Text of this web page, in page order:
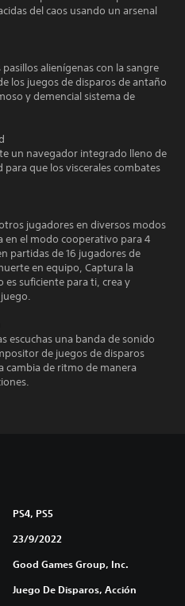
del caos usando un arsenal
alienígenas con la sangre
los juegos de disparos de antaño
y demencial sistema de
un navegador integrado lleno de
que los viscerales combates
jugadores en diversos modos
en el modo cooperativo para 4
partidas de 16 jugadores de
en equipo, Captura la
es suficiente para ti, crea y
escuchas una banda de sonido
de juegos de disparos
cambia de ritmo de manera
PS4, PS5
23/9/2022
Good Games Group, Inc.
Juego De Disparos, Acción